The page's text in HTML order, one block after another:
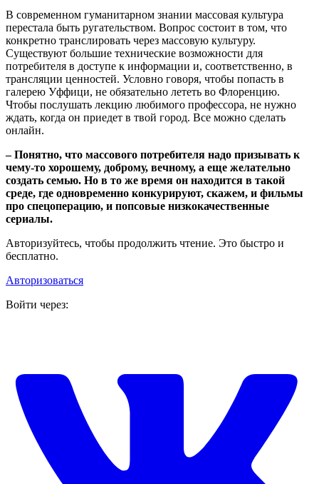
В современном гуманитарном знании массовая культура
перестала быть ругательством. Вопрос состоит в том, что
конкретно транслировать через массовую культуру.
Существуют большие технические возможности для
потребителя в доступе к информации и, соответственно, в
трансляции ценностей. Условно говоря, чтобы попасть в
галерею Уффици, не обязательно лететь во Флоренцию.
Чтобы послушать лекцию любимого профессора, не нужно
ждать, когда он приедет в твой город. Все можно сделать
онлайн.
– Понятно, что массового потребителя надо призывать к
чему-то хорошему, доброму, вечному, а еще желательно
создать семью. Но в то же время он находится в такой
среде, где одновременно конкурируют, скажем, и фильмы
про спецоперацию, и попсовые низкокачественные
сериалы.
Авторизуйтесь, чтобы продолжить чтение. Это быстро и
бесплатно.
Авторизоваться
Войти через: